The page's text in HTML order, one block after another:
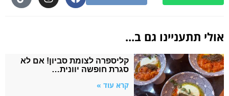
אולי תתעניינו גם ב...
קליספרה לצומת סביון! אם לא
סגרת חופשה יוונית…
קרא עוד »